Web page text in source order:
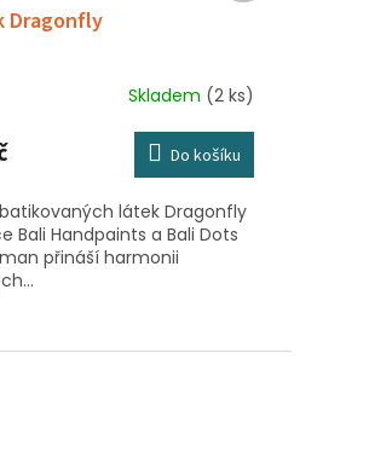
Dragonfly
Skladem (2 ks)
Do košíku
látek Dragonfly
Bali Handpaints a Bali Dots
přináší harmonii